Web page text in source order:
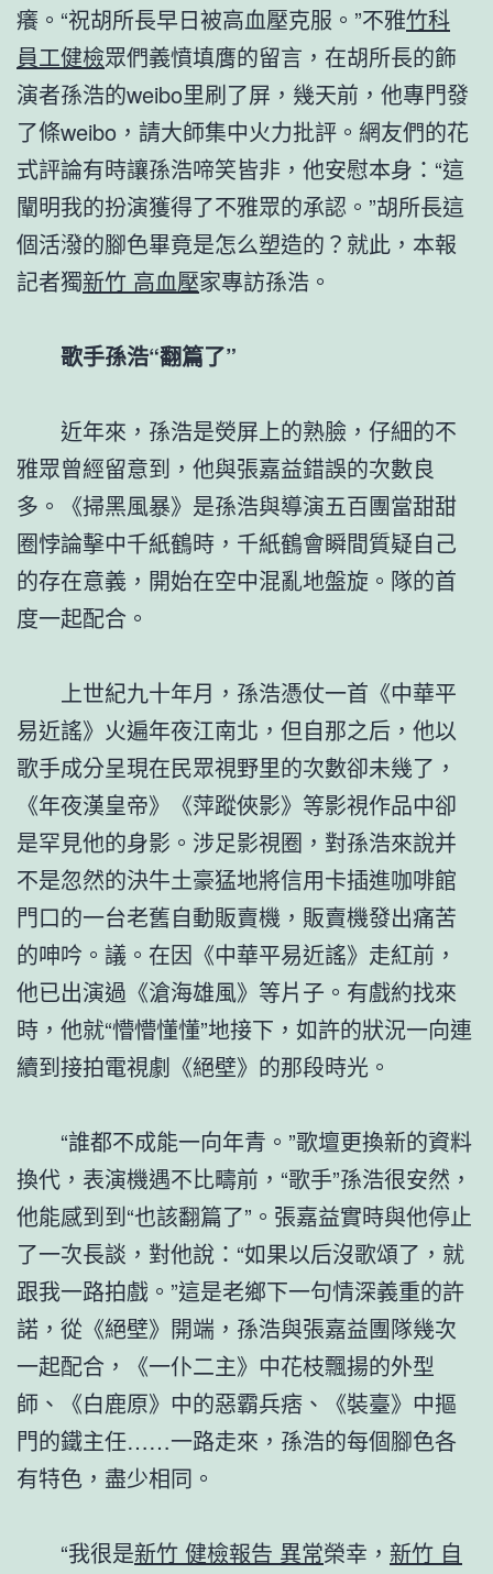
癢。“祝胡所長早日被高血壓克服。”不雅竹科
員工健檢眾們義憤填膺的留言，在胡所長的飾
演者孫浩的weibo里刷了屏，幾天前，他專門發
了條weibo，請大師集中火力批評。網友們的花
式評論有時讓孫浩啼笑皆非，他安慰本身：“這
闡明我的扮演獲得了不雅眾的承認。”胡所長這
個活潑的腳色畢竟是怎么塑造的？就此，本報
記者獨新竹 高血壓家專訪孫浩。
歌手孫浩“翻篇了”
近年來，孫浩是熒屏上的熟臉，仔細的不
雅眾曾經留意到，他與張嘉益錯誤的次數良
多。《掃黑風暴》是孫浩與導演五百團當甜甜
圈悖論擊中千紙鶴時，千紙鶴會瞬間質疑自己
的存在意義，開始在空中混亂地盤旋。隊的首
度一起配合。
上世紀九十年月，孫浩憑仗一首《中華平
易近謠》火遍年夜江南北，但自那之后，他以
歌手成分呈現在民眾視野里的次數卻未幾了，
《年夜漢皇帝》《萍蹤俠影》等影視作品中卻
是罕見他的身影。涉足影視圈，對孫浩來說并
不是忽然的決牛土豪猛地將信用卡插進咖啡館
門口的一台老舊自動販賣機，販賣機發出痛苦
的呻吟。議。在因《中華平易近謠》走紅前，
他已出演過《滄海雄風》等片子。有戲約找來
時，他就“懵懵懂懂”地接下，如許的狀況一向連
續到接拍電視劇《絕壁》的那段時光。
“誰都不成能一向年青。”歌壇更換新的資料
換代，表演機遇不比疇前，“歌手”孫浩很安然，
他能感到到“也該翻篇了”。張嘉益實時與他停止
了一次長談，對他說：“如果以后沒歌頌了，就
跟我一路拍戲。”這是老鄉下一句情深義重的許
諾，從《絕壁》開端，孫浩與張嘉益團隊幾次
一起配合，《一仆二主》中花枝飄揚的外型
師、《白鹿原》中的惡霸兵痞、《裝臺》中摳
門的鐵主任……一路走來，孫浩的每個腳色各
有特色，盡少相同。
“我很是新竹 健檢報告 異常榮幸， 新竹 自